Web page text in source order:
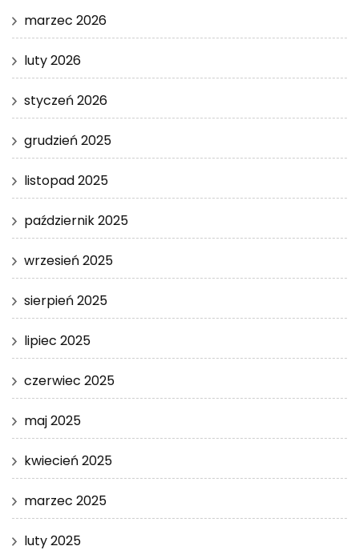
marzec 2026
luty 2026
styczeń 2026
grudzień 2025
listopad 2025
październik 2025
wrzesień 2025
sierpień 2025
lipiec 2025
czerwiec 2025
maj 2025
kwiecień 2025
marzec 2025
luty 2025